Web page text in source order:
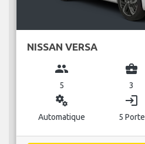
NISSAN VERSA
group
5
business_center
3
miscellaneous_services
Automatique
login
5 Porte